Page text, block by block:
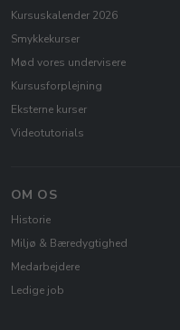
Kursuskalender 2026
Smykkekurser
Mød vores undervisere
Kursusforplejning
Eksterne kurser
Videotutorials
OM OS
Historie
Miljø & Bæredygtighed
Medarbejdere
Ledige job